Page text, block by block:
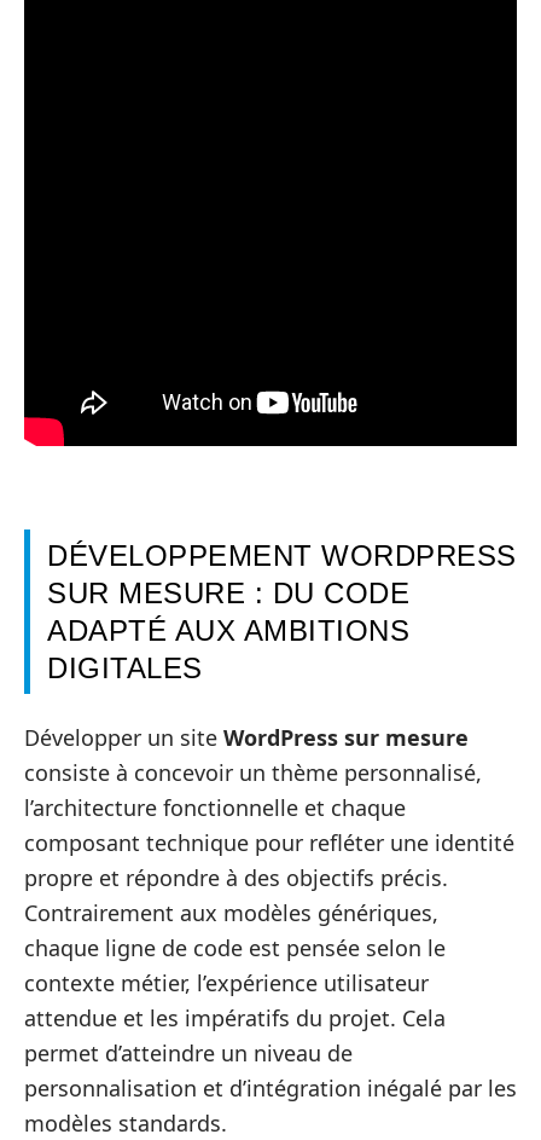
DÉVELOPPEMENT WORDPRESS
SUR MESURE : DU CODE
ADAPTÉ AUX AMBITIONS
DIGITALES
Développer un site WordPress sur mesure
consiste à concevoir un thème personnalisé,
l’architecture fonctionnelle et chaque
composant technique pour refléter une identité
propre et répondre à des objectifs précis.
Contrairement aux modèles génériques,
chaque ligne de code est pensée selon le
contexte métier, l’expérience utilisateur
attendue et les impératifs du projet. Cela
permet d’atteindre un niveau de
personnalisation et d’intégration inégalé par les
modèles standards.